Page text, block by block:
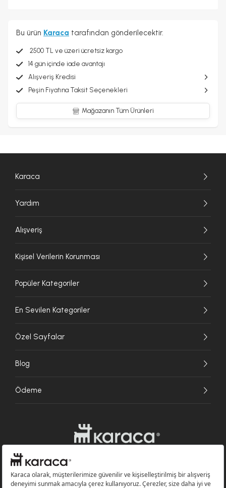
Bu ürün Karaca tarafından gönderilecektir.
2500 TL ve üzeri ücretsiz kargo
14 gün içinde iade avantajı
Alışveriş Kredisi
Peşin Fiyatına Taksit Seçenekleri
Mağazanın Tüm Ürünleri
Karaca
Yardım
Alışveriş
Kişisel Verilerin Korunması
Popüler Kategoriler
En Sevilen Kategoriler
Özel Sayfalar
Blog
Ödeme